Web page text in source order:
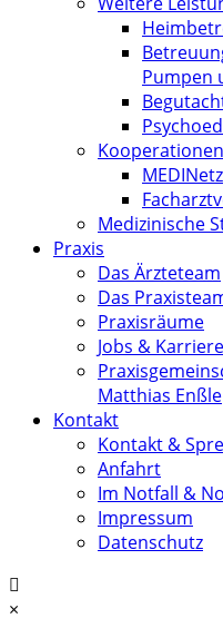
Pumpen
Kooperationen
MEDINetz
Medizinische
Praxis
Das Ärzteteam
Das
Praxisräume
Jobs & Karriere
Matthias Enßle
Kontakt
Kontakt &
Anfahrt
Im Notfall &
Impressum
Datenschutz
×